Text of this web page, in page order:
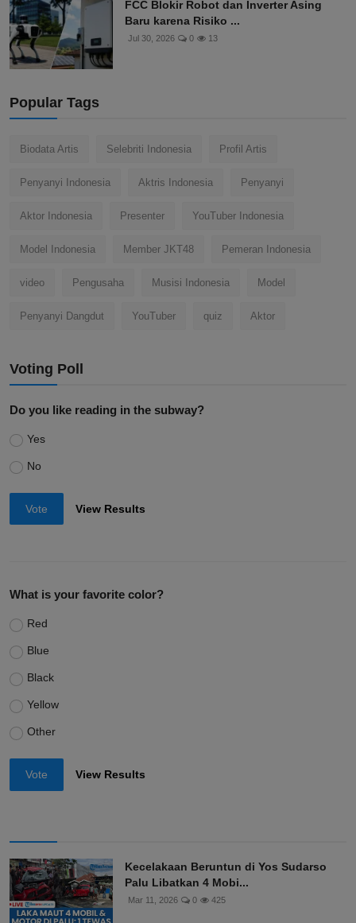
FCC Blokir Robot dan Inverter Asing
Baru karena Risiko ...
Jul 30, 2026 0 13
Popular Tags
Biodata Artis Selebriti Indonesia Profil Artis
Penyanyi Indonesia Aktris Indonesia Penyanyi
Aktor Indonesia Presenter YouTuber Indonesia
Model Indonesia Member JKT48 Pemeran Indonesia
video Pengusaha Musisi Indonesia Model
Penyanyi Dangdut YouTuber quiz Aktor
Voting Poll
Do you like reading in the subway?
Yes
No
Vote View Results
What is your favorite color?
Red
Blue
Black
Yellow
Other
Vote View Results
Kecelakaan Beruntun di Yos Sudarso
Palu Libatkan 4 Mobi...
Mar 11, 2026 0 425